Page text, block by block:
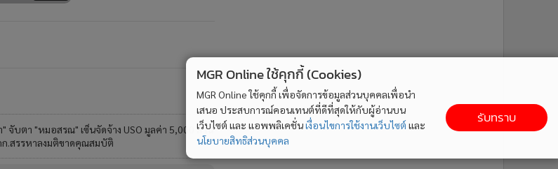
" จับตา "หมอสรณ" เซ็นจัดจ้าง USO มูลค่า 5,000 ล้าน
ก.สรรหาลงมติขาดคุณสมบัติ
MGR Online ใช้คุกกี้ (Cookies)
MGR Online ใช้คุกกี้ เพื่อจัดการข้อมูลส่วนบุคคลเพื่อนำ
เสนอ ประสบการณ์คอนเทนต์ที่ดีที่สุดให้กับผู้อ่านบน
เว็บไซต์ และ แอพพลิเคชั่นเงื่อนไขการใช้งานเว็บไซต์ และ
นโยบายสิทธิส่วนบุคคล
รับทราบ